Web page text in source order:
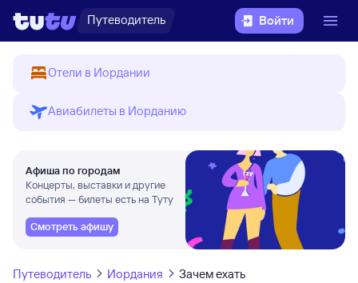
Путеводитель Войти
Отели в Иордании
Авиабилеты в Иорданию
Афиша по городам
Концерты, выставки и другие
события — билеты есть на Туту
Смотреть афишу
Путеводитель Иордания Зачем ехать